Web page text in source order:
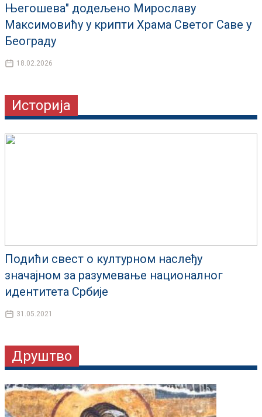
Његошева" додељено Мирославу
Максимовићу у крипти Храма Светог Саве у
Београду
18.02.2026
Историја
Подићи свест о културном наслеђу
значајном за разумевање националног
идентитета Србије
31.05.2021
Друштво